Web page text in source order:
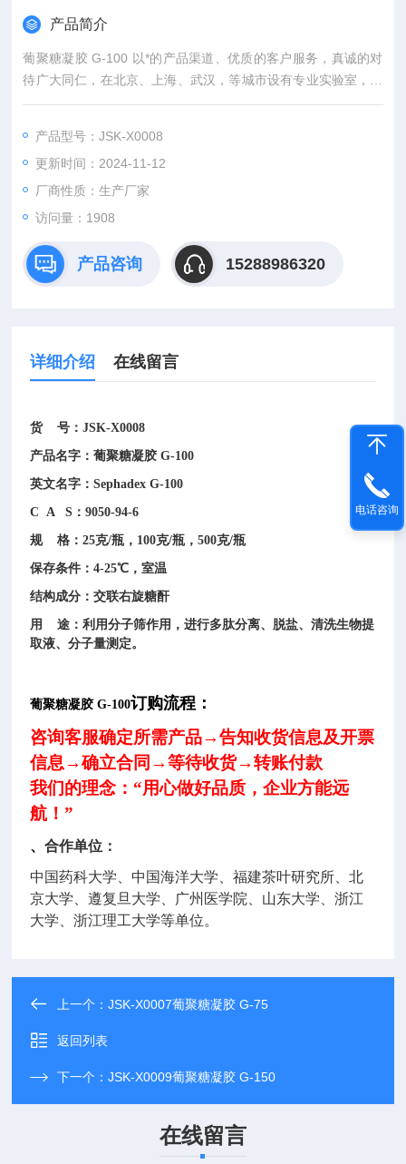
产品简介
葡聚糖凝胶 G-100 以*的产品渠道、优质的客户服务，真诚的对
待广大同仁，在北京、上海、武汉，等城市设有专业实验室，竭
诚服务每位科研工作者。
产品型号：JSK-X0008
更新时间：2024-11-12
厂商性质：生产厂家
访问量：1908
产品咨询 15288986320
详细介绍 在线留言
货 号：JSK-X0008
产品名字：葡聚糖凝胶 G-100
英文名字：Sephadex G-100
C A S：9050-94-6
规 格：25克/瓶，100克/瓶，500克/瓶
保存条件：4-25℃，室温
结构成分：交联右旋糖酐
用 途：利用分子筛作用，进行多肽分离、脱盐、清洗生物提
取液、分子量测定。
葡聚糖凝胶 G-100订购流程：
咨询客服确定所需产品→告知收货信息及开票
信息→确立合同→等待收货→转账付款
我们的理念：“用心做好品质，企业方能远
航！”
、合作单位：
中国药科大学、中国海洋大学、福建茶叶研究所、北
京大学、遵复旦大学、广州医学院、山东大学、浙江
大学、浙江理工大学等单位。
上一个：JSK-X0007葡聚糖凝胶 G-75
返回列表
下一个：JSK-X0009葡聚糖凝胶 G-150
在线留言
电话咨询